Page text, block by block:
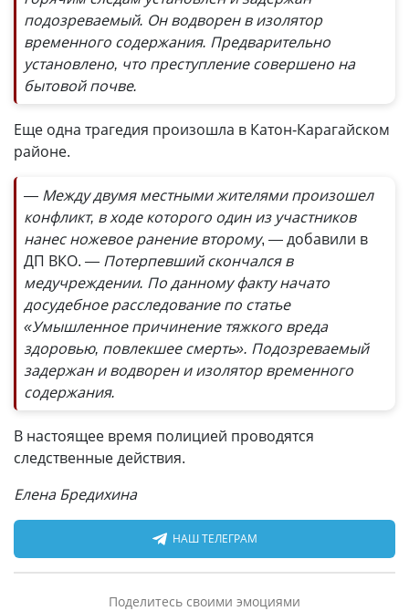
подозреваемый. Он водворен в изолятор
временного содержания. Предварительно
установлено, что преступление совершено на
бытовой почве.
Еще одна трагедия произошла в Катон-Карагайском
районе.
— Между двумя местными жителями произошел
конфликт, в ходе которого один из участников
нанес ножевое ранение второму, — добавили в
ДП ВКО. — Потерпевший скончался в
медучреждении. По данному факту начато
досудебное расследование по статье
«Умышленное причинение тяжкого вреда
здоровью, повлекшее смерть». Подозреваемый
задержан и водворен и изолятор временного
содержания.
В настоящее время полицией проводятся
следственные действия.
Елена Бредихина
НАШ ТЕЛЕГРАМ
Поделитесь своими эмоциями